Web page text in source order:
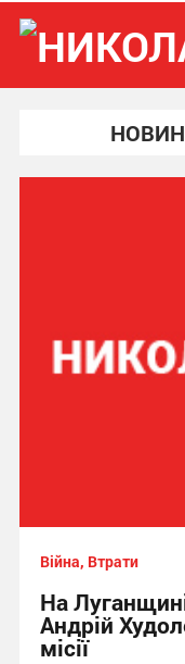
Війна, Втрати
На
Андрій
місії